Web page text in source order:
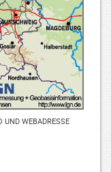
WEBADRESSE